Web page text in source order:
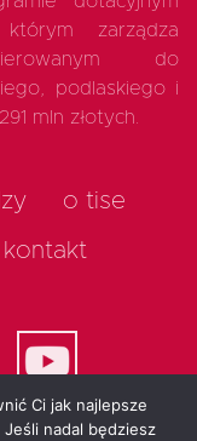
zarządza
do
podlaskiego i
mln złotych.
o tise
kontakt
Ci jak najlepsze
nadal będziesz